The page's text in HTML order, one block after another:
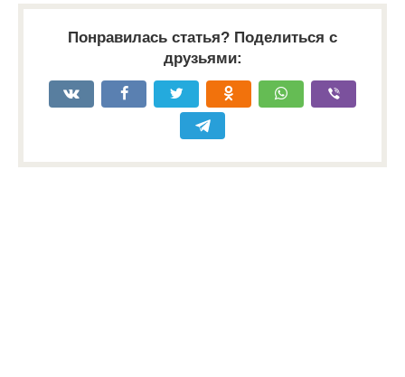
Понравилась статья? Поделиться с
друзьями: